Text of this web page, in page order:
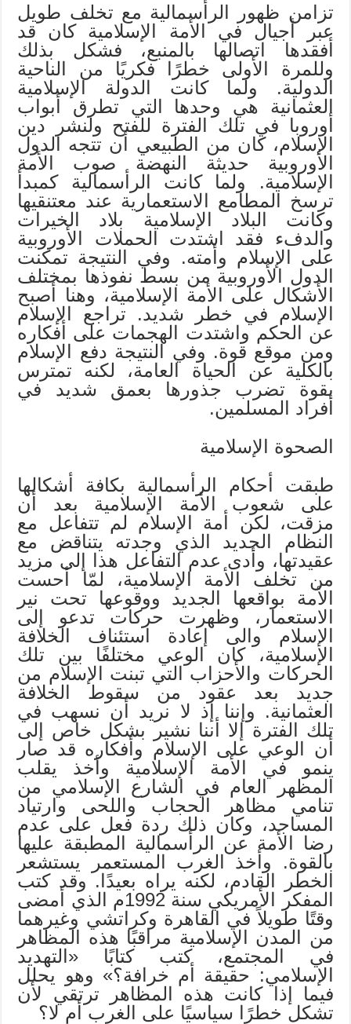
تزامن ظهور الرأسمالية مع تخلف طويل
عبر أجيال في الأمة الإسلامية كان قد
أفقدها اتصالها بالمنبع، فشكل بذلك
وللمرة الأولى خطرًا فكريًا من الناحية
الدولية. ولما كانت الدولة الإسلامية
العثمانية هي وحدها التي تطرق أبواب
أوروبا في تلك الفترة للفتح ولنشر دين
الإسلام، كان من الطبيعي أن تتجه الدول
الأوروبية حديثة النهضة صوب الأمة
الإسلامية. ولما كانت الرأسمالية كمبدأ
ترسخ المطامع الاستعمارية عند معتنقيها
وكانت البلاد الإسلامية بلاد الخيرات
والدفء فقد اشتدت الحملات الأوروبية
على الإسلام وأمته. وفي النتيجة تمكنت
الدول الأوروبية من بسط نفوذها بمختلف
الأشكال على الأمة الإسلامية، وهنا أصبح
الإسلام في خطر شديد. تراجع الإسلام
عن الحكم واشتدت الهجمات على أفكاره
ومن موقع قوة. وفي النتيجة دفع الإسلام
بالكلية عن الحياة العامة، لكنه تمترس
بقوة تضرب جذورها بعمق شديد في
أفراد المسلمين.
الصحوة الإسلامية
طبقت أحكام الرأسمالية بكافة أشكالها
على شعوب الأمة الإسلامية بعد أن
مزقت، لكن أمة الإسلام لم تتفاعل مع
النظام الجديد الذي وجدته يتناقض مع
عقيدتها، وأدى عدم التفاعل هذا إلى مزيد
من تخلف الأمة الإسلامية، لمّا أحست
الأمة بواقعها الجديد ووقوعها تحت نير
الاستعمار، وظهرت حركات تدعو إلى
الإسلام والى إعادة استئناف الخلافة
الإسلامية، كان الوعي مختلفًا بين تلك
الحركات والأحزاب التي تبنت الإسلام من
جديد بعد عقود من سقوط الخلافة
العثمانية. وإننا إذ لا نريد أن نسهب في
تلك الفترة إلا أننا نشير بشكل خاص إلى
أن الوعي على الإسلام وأفكاره قد صار
ينمو في الأمة الإسلامية وأخذ يقلب
المظهر العام في الشارع الإسلامي من
تنامي مظاهر الحجاب واللحى وارتياد
المساجد، وكان ذلك ردة فعل على عدم
رضا الأمة عن الرأسمالية المطبقة عليها
بالقوة. وأخذ الغرب المستعمر يستشعر
الخطر القادم، لكنه يراه بعيدًا. وقد كتب
المفكر الأمريكي سنة 1992م الذي أمضى
وقتًا طويلاً في القاهرة وكراتشي وغيرهما
من المدن الإسلامية مراقبًا هذه المظاهر
في المجتمع، كتب كتابًا «التهديد
الإسلامي: حقيقة أم خرافة؟» وهو يحلل
فيما إذا كانت هذه المظاهر ترتقي لأن
تشكل خطرًا سياسيًا على الغرب أم لا؟